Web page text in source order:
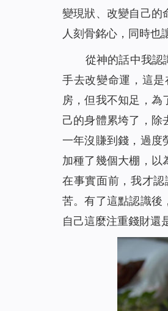
變現狀、改變自己的
人刻骨銘心，同時也
從神的話中我認
手去改變命運，這
房，但我不知足，為
己的身體累垮了，除
一年沒賺到錢，過度
加種了幾個大棚，以
在事實面前，我才
苦。有了這點認識後
自己這麼注重錢財還